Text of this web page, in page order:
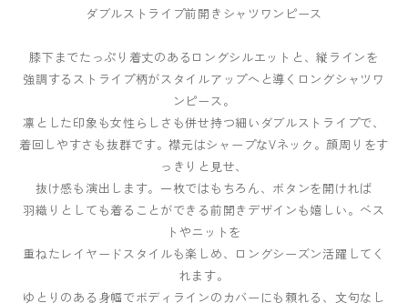
ダブルストライプ前開きシャツワンピース
膝下までたっぷり着丈のあるロングシルエットと、縦ラインを
強調するストライプ柄がスタイルアップへと導くロングシャツワ
ンピース。
凛とした印象も女性らしさも併せ持つ細いダブルストライプで、
着回しやすさも抜群です。襟元はシャープなVネック。顔周りをす
っきりと見せ、
抜け感も演出します。一枚ではもちろん、ボタンを開ければ
羽織りとしても着ることができる前開きデザインも嬉しい。ベス
トやニットを
重ねたレイヤードスタイルも楽しめ、ロングシーズン活躍してく
れます。
ゆとりのある身幅でボディラインのカバーにも頼れる、文句なし